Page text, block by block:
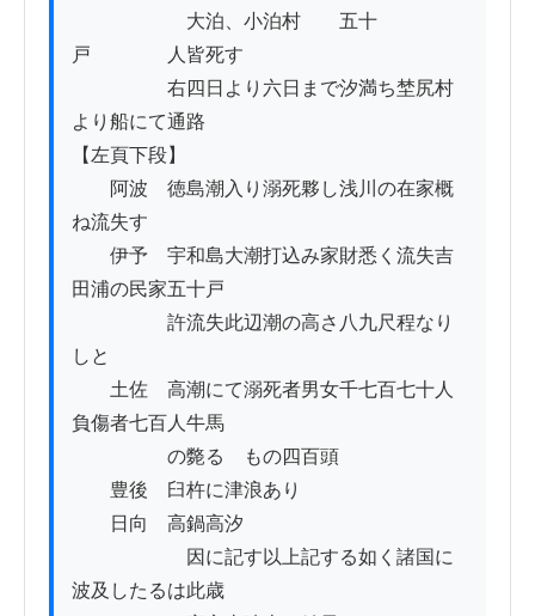
大泊、小泊村　　五十
戸　　　　人皆死す
右四日より六日まで汐満ち埜尻村
より船にて通路
【左頁下段】
阿波　徳島潮入り溺死夥し浅川の在家概
ね流失す
伊予　宇和島大潮打込み家財悉く流失吉
田浦の民家五十戸
許流失此辺潮の高さ八九尺程なり
しと
土佐　高潮にて溺死者男女千七百七十人
負傷者七百人牛馬
の斃るゝもの四百頭
豊後　臼杵に津浪あり
日向　高鍋高汐
因に記す以上記する如く諸国に
波及したるは此歳